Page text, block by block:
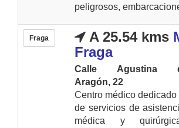
peligrosos,
Fraga A 25.54 kms
Fraga
Calle Agustina
Aragón, 22
Centro médico dedicado
de servicios de
médica y